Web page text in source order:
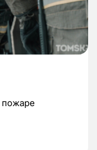
пожаре